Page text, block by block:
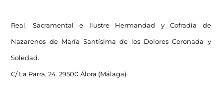
Real, Sacramental e Ilustre Hermandad y Cofradía de
Nazarenos de María Santísima de los Dolores Coronada y
Soledad.
C/ La Parra, 24. 29500 Álora (Málaga).